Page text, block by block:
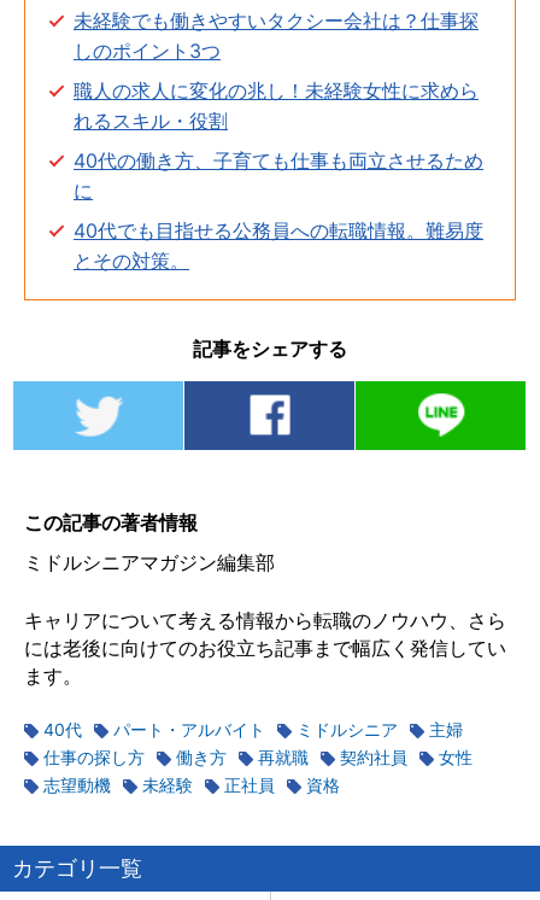
未経験でも働きやすいタクシー会社は？仕事探
しのポイント3つ
職人の求人に変化の兆し！未経験女性に求めら
れるスキル・役割
40代の働き方、子育ても仕事も両立させるため
に
40代でも目指せる公務員への転職情報。難易度
とその対策。
記事をシェアする
この記事の著者情報
ミドルシニアマガジン編集部
キャリアについて考える情報から転職のノウハウ、さら
には老後に向けてのお役立ち記事まで幅広く発信してい
ます。
40代 パート・アルバイト ミドルシニア
主婦
仕事の探し方
働き方 再就職 契約社員
女性
志望動機
未経験 正社員 資格
カテゴリ一覧